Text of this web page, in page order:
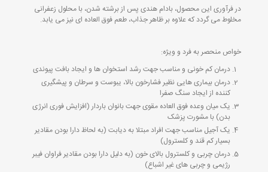
در فرآوری این محصول، بادام هندی پس از برشته شدن، با محلول زعفرانی
مخلوط می گردد که علاوه بر ظاهر جذاب، طعم فوق العاده ای نیز می یابد.
خواص منحصر به فرد و ویژه:
درمان کم خونی و مناسب جهت رشد استخوان ها و ایجاد بافت پیوندی
درمان بیماری هایی نظیر فشارخون بالا، یبوست و سرطان و پیشگیری
کننده از ایجاد سنگ صفرا
یک میان وعده فوق العاده مقوی جهت بانوان باردار (افزایش فوری انرژی
بدن) با مشورت پزشک
یک آجیل مناسب جهت افراد مبتلا به دیابت (به لحاظ دارا بودن مقادیر
بسیار کم قند و کلسترول)
درمان چربی و کلسترول بالای خون (به دلیل دارا بودن مقادیر فراوان فیبر
رژیمی و چربی های غیر اشباع)